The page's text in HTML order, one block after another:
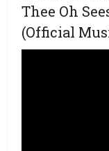
Thee Oh
(Official